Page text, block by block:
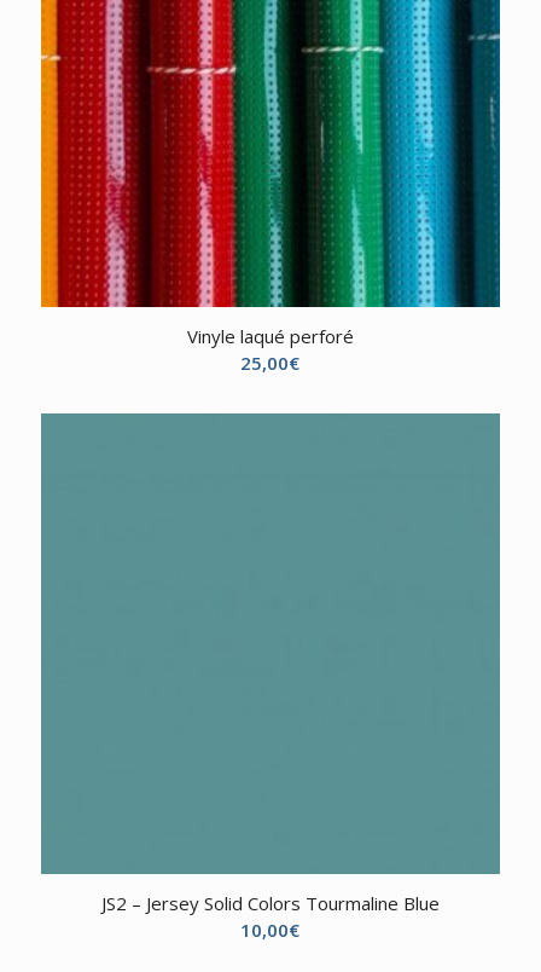
Vinyle laqué perforé
25,00€
JS2 – Jersey Solid Colors Tourmaline Blue
10,00€